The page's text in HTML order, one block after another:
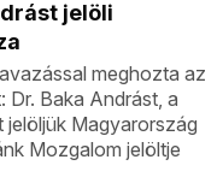
jelöli
meghozta az
Baka Andrást, a
Magyarország
Mozgalom jelöltje